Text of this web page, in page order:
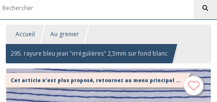
Accueil Au grenier
295. rayure bleu jean "irrégulières" 2,5mm sur fond blanc
Cet article n'est plus proposé, retournez au menu principal ou contactez moi!